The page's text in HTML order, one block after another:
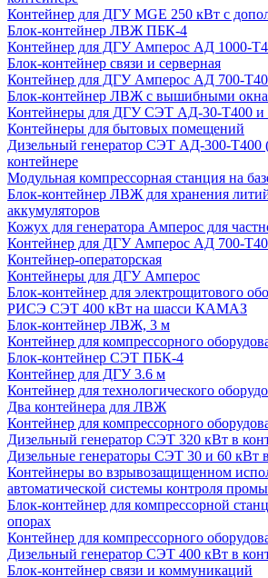
Контейнер для ДГУ MGE 250 кВт с
Блок-контейнер ЛВЖ ПБК-4
Контейнер для ДГУ Амперос АД 1000-
Блок-контейнер связи и серверная
Контейнер для ДГУ Амперос АД 700-
Блок-контейнер ЛВЖ с вышибными
Контейнеры для ДГУ СЭТ АД-30-Т400
Контейнеры для бытовых помещений
Дизельный генератор СЭТ АД-300-Т400
контейнере
Модульная компрессорная станция на
Блок-контейнер ЛВЖ для хранения
аккумуляторов
Кожух для генератора Амперос для
Контейнер для ДГУ Амперос АД 700-
Контейнер-операторская
Контейнеры для ДГУ Амперос
Блок-контейнер для электрощитового
РИСЭ СЭТ 400 кВт на шасси КАМАЗ
Блок-контейнер ЛВЖ, 3 м
Контейнер для компрессорного
Блок-контейнер СЭТ ПБК-4
Контейнер для ДГУ 3.6 м
Контейнер для технологического
Два контейнера для ЛВЖ
Контейнер для компрессорного
Дизельный генератор СЭТ 320 кВт в
Дизельные генераторы СЭТ 30 и 60 кВт
Контейнеры во взрывозащищенном
автоматической системы контроля
Блок-контейнер для компрессорной
опорах
Контейнер для компрессорного
Дизельный генератор СЭТ 400 кВт в
Блок-контейнер связи и коммуникаций